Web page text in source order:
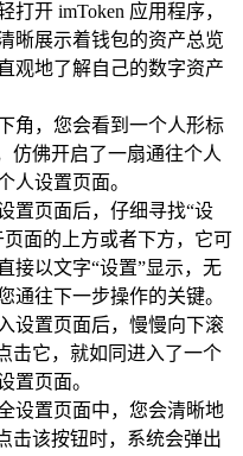
打开 imToken 应用程序，
晰展示着钱包的资产总览
观地了解自己的数字资产
角，您会看到一个人形标
仿佛开启了一扇通往个人
人设置页面。
置页面后，仔细寻找“设
面的上方或者下方，它可
接以文字“设置”显示，无
通往下一步操作的关键。
设置页面后，慢慢向下滚
击它，就如同进入了一个
置页面。
设置页面中，您会清晰地
击该按钮时，系统会弹出